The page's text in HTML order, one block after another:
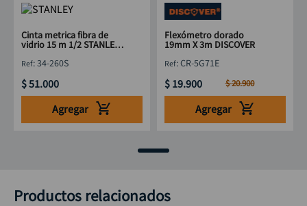
Cinta metrica fibra de
vidrio 15 m 1/2 STANLEY
:34-260S
$51.000
Agregar
Flexómetro dorado
19mm X 3m DISCOVER
:CR-5G71E
$ 19.900 $20.900
Agregar
Productos relacionados